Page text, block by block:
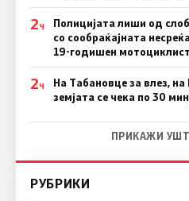
2Ч
Полицијата лиши од
со сообраќајната
19-годишен
2Ч
На Табановце за влез,
земјата се чека по 30
ПРИКАЖИ
РУБРИКИ